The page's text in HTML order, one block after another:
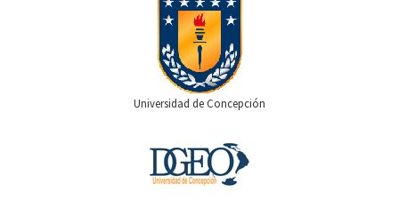
Universidad de Concepción